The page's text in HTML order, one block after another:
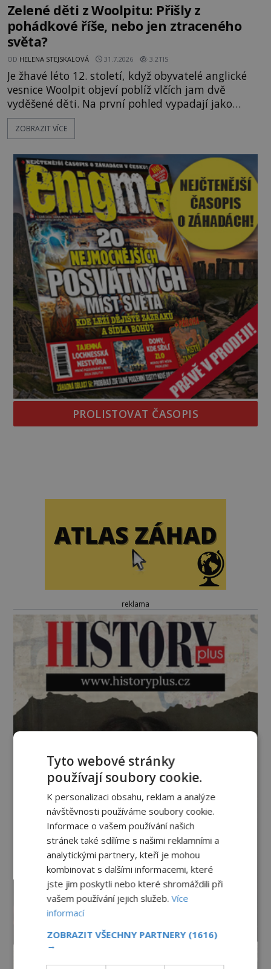
Zelené děti z Woolpitu: Přišly z
pohádkové říše, nebo jen ztraceného
světa?
OD HELENA STEJSKALOVÁ 31.7.2026 3.2TIS
Je žhavé léto 12. století, když obyvatelé anglické
vesnice Woolpit objeví poblíž vlčích jam dvě
vyděšené děti. Na první pohled vypadají jako
každé jiné, až na jednu děsivou výjimku. Jejich
kůže má nazelenalý odstín, mluví
kromě syrových bobů. Příběh se rychle stává
jednou z největších záhad středověké Anglie a ani
po téměř devíti stech letech není
ZOBRAZIT VÍCE
PROLISTOVAT ČASOPIS
reklama
Tyto webové stránky
používají soubory cookie.
K personalizaci obsahu, reklam a analýze
návštěvnosti používáme soubory cookie.
Informace o vašem používání našich
stránek také sdílíme s našimi reklamními a
analytickými partnery, kteří je mohou
kombinovat s dalšími informacemi, které
jste jim poskytli nebo které shromáždili při
vašem používání jejich služeb.Více
informací
ZOBRAZIT VŠECHNY PARTNERY (1616)
→